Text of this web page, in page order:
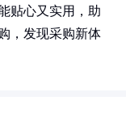
贴心又实用，助
，发现采购新体